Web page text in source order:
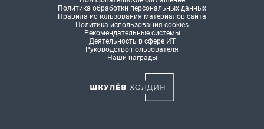
Политика обработки персональных данных
Правила использования материалов сайта
Политика использования cookies
Рекомендательные системы
Деятельность в сфере ИТ
Руководство пользователя
Наши награды